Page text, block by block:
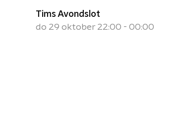
Tims Avondslot
do 29 oktober 22:00 - 00:00